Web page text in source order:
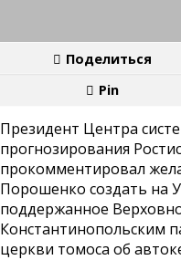
Поделиться
Pin
Президент Центра
прогнозирования
прокомментировал
Порошенко создать на
поддержанное
Константинопольским
церкви томоса об